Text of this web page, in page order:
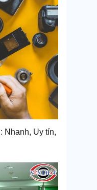
Nhanh, Uy tín,